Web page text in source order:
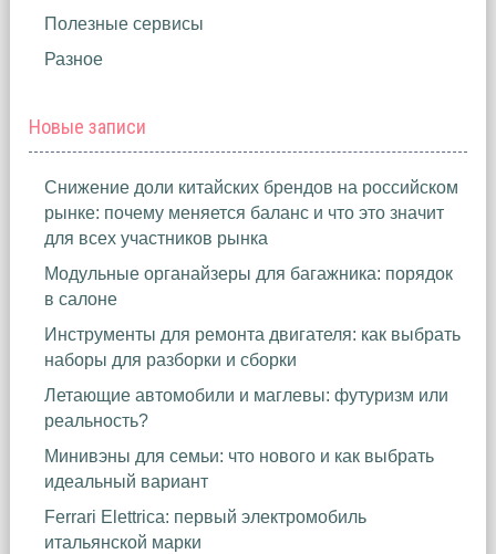
Полезные сервисы
Разное
Новые записи
Снижение доли китайских брендов на российском
рынке: почему меняется баланс и что это значит
для всех участников рынка
Модульные органайзеры для багажника: порядок
в салоне
Инструменты для ремонта двигателя: как выбрать
наборы для разборки и сборки
Летающие автомобили и маглевы: футуризм или
реальность?
Минивэны для семьи: что нового и как выбрать
идеальный вариант
Ferrari Elettrica: первый электромобиль
итальянской марки